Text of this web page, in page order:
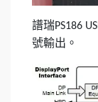
譜瑞PS186
號輸出。